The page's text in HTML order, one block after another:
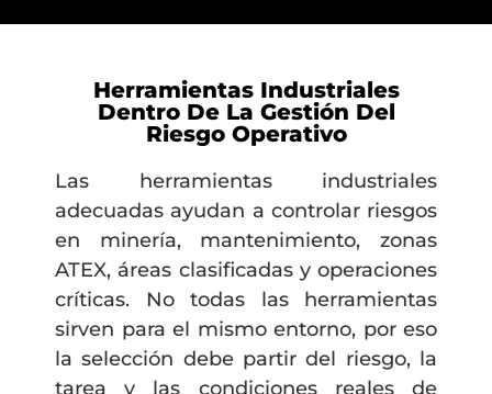
Herramientas Industriales
Dentro De La Gestión Del
Riesgo Operativo
Las herramientas industriales
adecuadas ayudan a controlar riesgos
en minería, mantenimiento, zonas
ATEX, áreas clasificadas y operaciones
críticas. No todas las herramientas
sirven para el mismo entorno, por eso
la selección debe partir del riesgo, la
tarea y las condiciones reales de